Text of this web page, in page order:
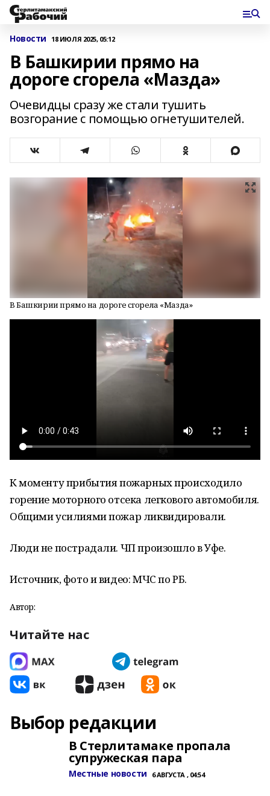
Новости 18 ИЮЛЯ 2025, 05:12
В Башкирии прямо на
дороге сгорела «Мазда»
Очевидцы сразу же стали тушить
возгорание с помощью огнетушителей.
В Башкирии прямо на дороге сгорела «Мазда»
К моменту прибытия пожарных происходило
горение моторного отсека легкового автомобиля.
Общими усилиями пожар ликвидировали.
Люди не пострадали. ЧП произошло в Уфе.
Источник, фото и видео: МЧС по РБ.
Автор:
Читайте нас
Выбор редакции
В Стерлитамаке пропала
супружеская пара
Местные новости 6 АВГУСТА , 04:54